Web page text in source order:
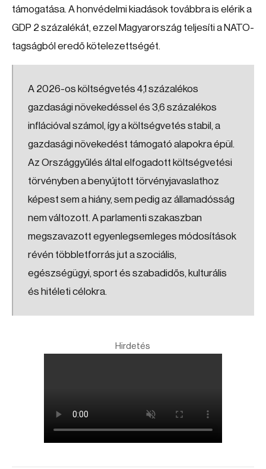
támogatása. A honvédelmi kiadások továbbra is elérik a
GDP 2 százalékát, ezzel Magyarország teljesíti a NATO-
tagságból eredő kötelezettségét.
A 2026-os költségvetés 4,1 százalékos
gazdasági növekedéssel és 3,6 százalékos
inflációval számol, így a költségvetés stabil, a
gazdasági növekedést támogató alapokra épül.
Az Országgyűlés által elfogadott költségvetési
törvényben a benyújtott törvényjavaslathoz
képest sem a hiány, sem pedig az államadósság
nem változott. A parlamenti szakaszban
megszavazott egyenlegsemleges módosítások
révén többletforrás jut a szociális,
egészségügyi, sport és szabadidős, kulturális
és hitéleti célokra.
Hirdetés